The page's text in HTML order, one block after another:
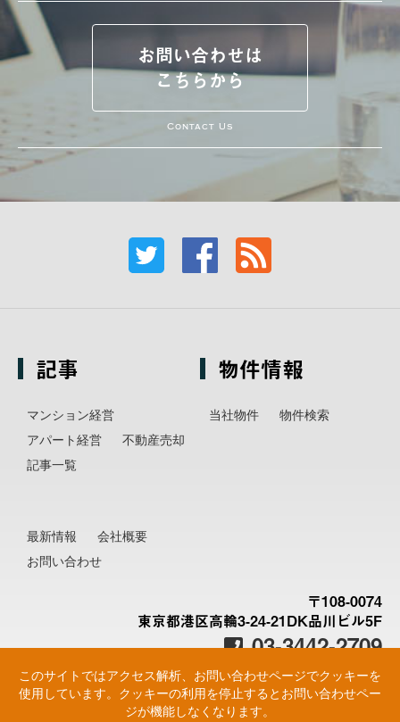
お問い合わせは
こちらから
Contact Us
記事
マンション経営
アパート経営
不動産売却
記事一覧
物件情報
当社物件 物件検索
最新情報
会社概要
お問い合わせ
〒108-0074
東京都港区高輪3-24-21DK品川ビル5F
03-3442-2709
このサイトではアクセス解析、お問い合わせページでクッキーを
使用しています。クッキーの利用を停止するとお問い合わせペー
ジが機能しなくなります。